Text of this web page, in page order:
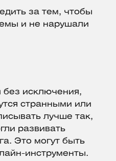
за тем, чтобы
и не нарушали
без исключения,
странными или
лучше так,
развивать
Это могут быть
инструменты.